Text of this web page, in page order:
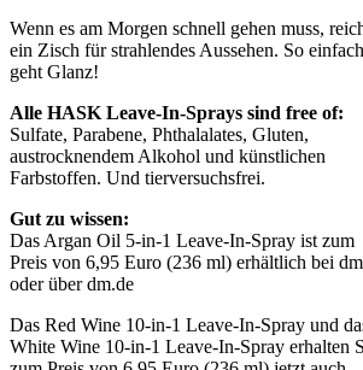
Wenn es am Morgen schnell gehen muss,
ein Zisch für strahlendes Aussehen. So einfach
geht Glanz!
Alle HASK Leave-In-Sprays sind free of:
Sulfate, Parabene, Phthalalates, Gluten,
austrocknendem Alkohol und künstlichen
Farbstoffen. Und tierversuchsfrei.
Gut zu wissen:
Das Argan Oil 5-in-1 Leave-In-Spray ist zum
Preis von 6,95 Euro (236 ml) erhältlich bei dm
oder über dm.de
Das Red Wine 10-in-1 Leave-In-Spray und
White Wine 10-in-1 Leave-In-Spray erhalten